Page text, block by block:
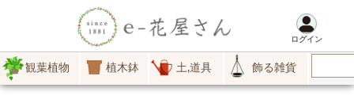
ログイン
観葉植物 植木鉢 土,道具 飾る雑貨